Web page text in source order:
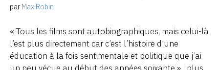
par Max Robin
« Tous les films sont autobiographiques, mais celui-là
l’est plus directement car c’est l’histoire d’une
éducation à la fois sentimentale et politique que j’ai